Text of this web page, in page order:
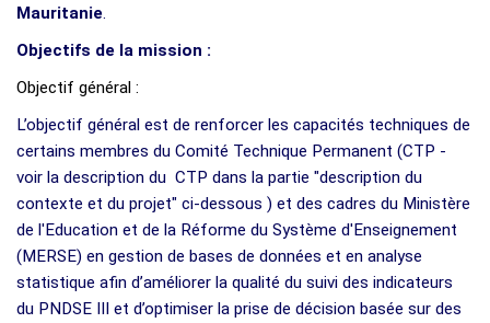
Mauritanie.
Objectifs de la mission :
Objectif général :
L’objectif général est de renforcer les capacités techniques de
certains membres du Comité Technique Permanent (CTP -
voir la description du CTP dans la partie "description du
contexte et du projet" ci-dessous ) et des cadres du Ministère
de l'Education et de la Réforme du Système d'Enseignement
(MERSE) en gestion de bases de données et en analyse
statistique afin d’améliorer la qualité du suivi des indicateurs
du PNDSE III et d’optimiser la prise de décision basée sur des